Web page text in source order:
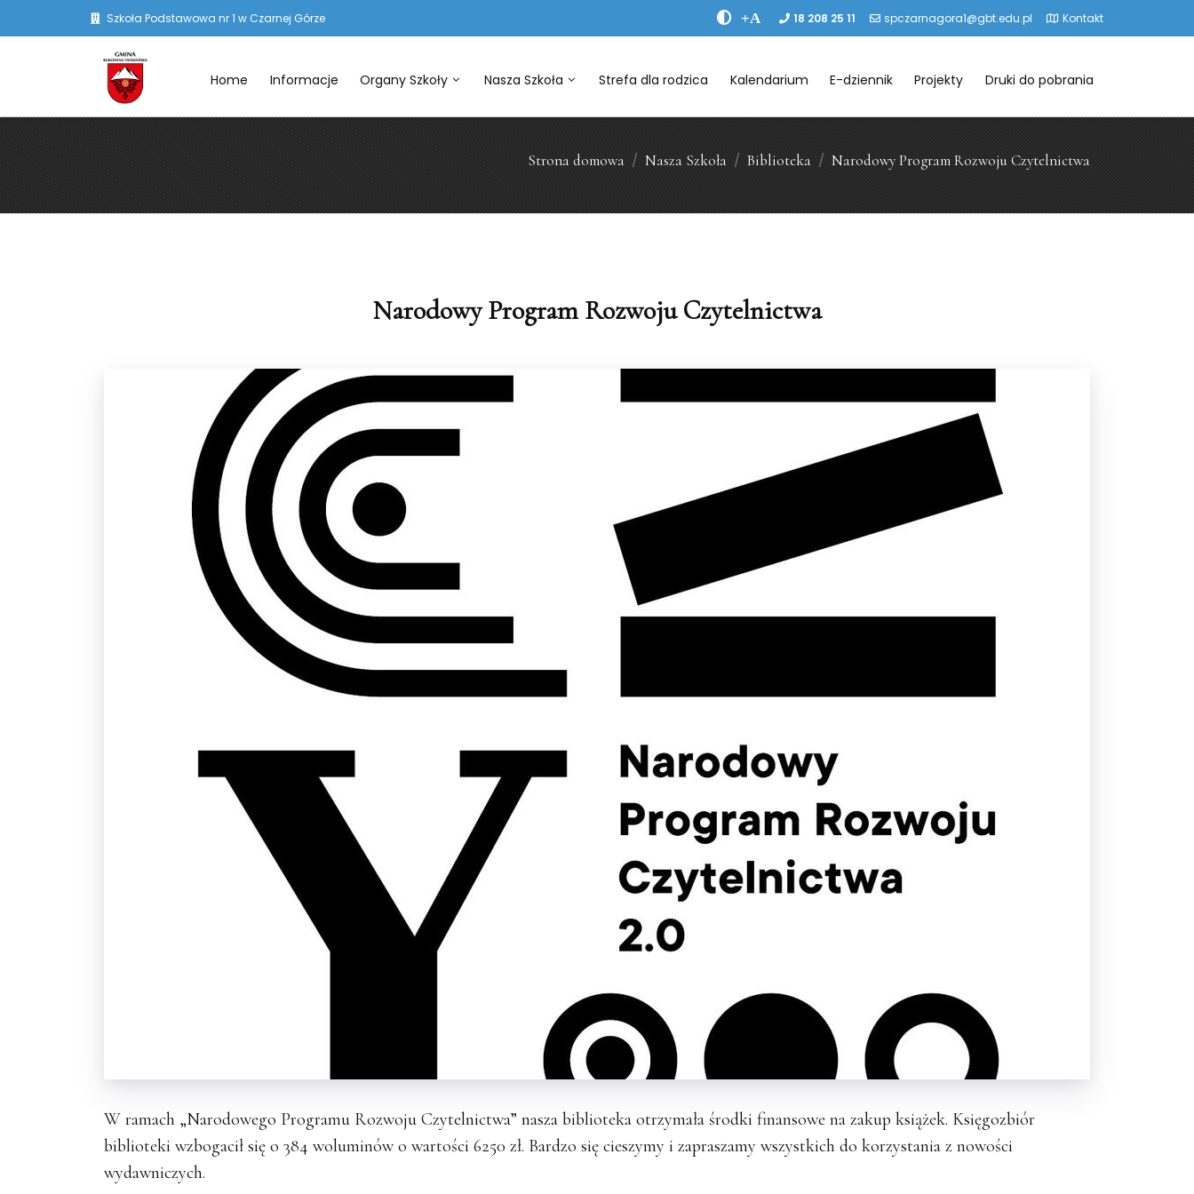
Szkoła Podstawowa nr 1 w Czarnej Górze +A 18 208 25 11 spczarnagora1@gbt.edu.pl Kontakt
Home Informacje Organy Szkoły Nasza Szkoła Strefa dla rodzica Kalendarium E-dziennik Projekty Druki do pobrania
Strona domowa Nasza Szkoła Biblioteka Narodowy Program Rozwoju Czytelnictwa
Narodowy Program Rozwoju Czytelnictwa
W ramach „Narodowego Programu Rozwoju Czytelnictwa” nasza biblioteka otrzymała środki finansowe na zakup książek. Księgozbiór
biblioteki wzbogacił się o 384 woluminów o wartości 6250 zł. Bardzo się cieszymy i zapraszamy wszystkich do korzystania z nowości
wydawniczych.